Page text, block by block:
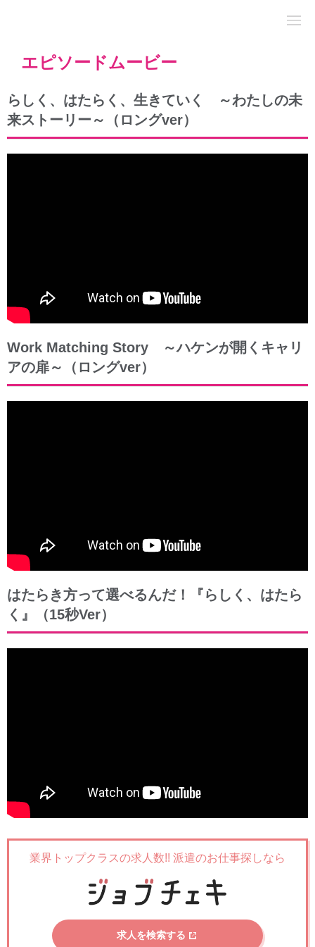
エピソードムービー
らしく、はたらく、生きていく ～わたしの未
来ストーリー～（ロングver）
Work Matching Story ～ハケンが開くキャリ
アの扉～（ロングver）
はたらき方って選べるんだ！『らしく、はたら
く』（15秒Ver）
業界トップクラスの求人数!! 派遣のお仕事探しなら
求人を検索する